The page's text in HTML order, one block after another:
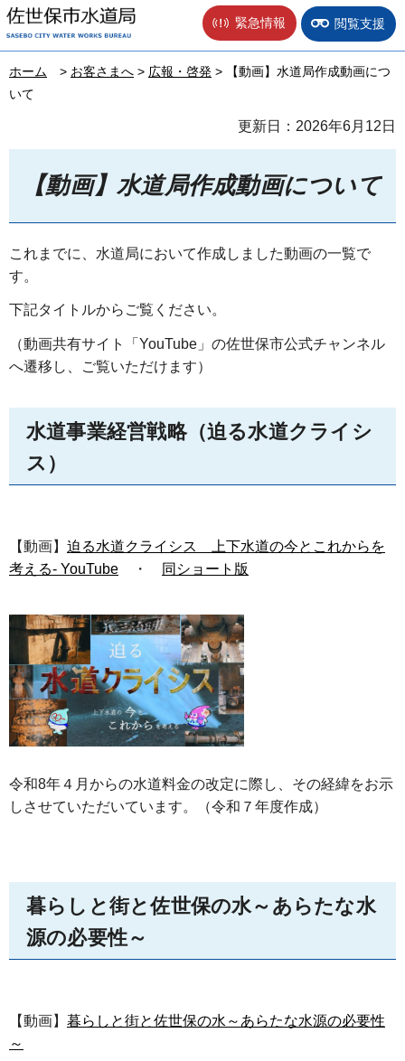
佐世保市水道局 緊急情報 閲覧支援
ホーム > お客さまへ > 広報・啓発 > 【動画】水道局作成動画につ
いて
更新日：2026年6月12日
【動画】水道局作成動画について
これまでに、水道局において作成しました動画の一覧で
す。
下記タイトルからご覧ください。
（動画共有サイト「YouTube」の佐世保市公式チャンネル
へ遷移し、ご覧いただけます）
水道事業経営戦略（迫る水道クライシ
ス）
【動画】 迫る水道クライシス 上下水道の今とこれからを
考える- YouTube ・ 同ショート版
令和8年４月からの水道料金の改定に際し、その経緯をお示
しさせていただいています。（令和７年度作成）
暮らしと街と佐世保の水～あらたな水
源の必要性～
【動画】 暮らしと街と佐世保の水～あらたな水源の必要性
～